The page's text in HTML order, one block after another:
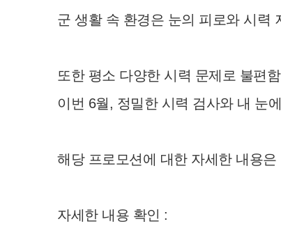
군 생활 속 환경은 눈의 피로와 시력
또한 평소 다양한 시력 문제로 불편
이번 6월, 정밀한 시력 검사와 내 눈
해당 프로모션에 대한 자세한 내용
자세한 내용 확인 :